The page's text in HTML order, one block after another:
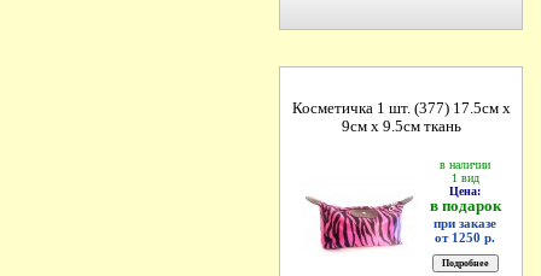
Косметичка 1 шт. (377) 17.5см х
9см х 9.5см ткань
в наличии
1 вид
Цена:
в подарок
при заказе
от 1250 р.